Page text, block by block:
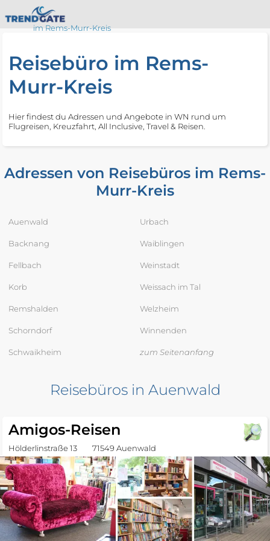
im Rems-Murr-Kreis
Reisebüro im Rems-
Murr-Kreis
Hier findest du Adressen und Angebote in WN rund um
Flugreisen, Kreuzfahrt, All Inclusive, Travel & Reisen.
Adressen von Reisebüros im Rems-
Murr-Kreis
Auenwald
Backnang
Fellbach
Korb
Remshalden
Schorndorf
Schwaikheim
Urbach
Waiblingen
Weinstadt
Weissach im Tal
Welzheim
Winnenden
zum Seitenanfang
Reisebüros in Auenwald
Amigos-Reisen
Hölderlinstraße 13
71549 Auenwald
Reisebüro
Quelle:OpenStreetMap
Reisebüros in Backnang